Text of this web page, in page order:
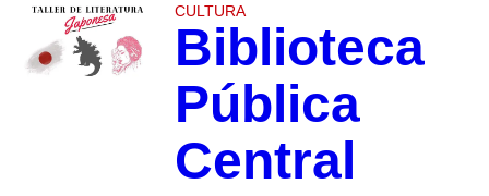
CULTURA
Biblioteca
Pública
Central